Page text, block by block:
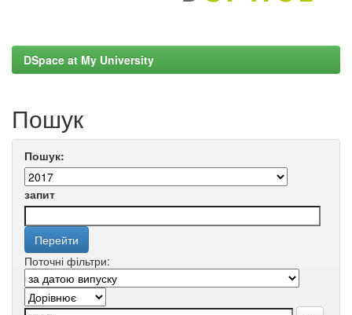
DSpace at My University
Пошук
Пошук:
запит
Поточні фільтри: